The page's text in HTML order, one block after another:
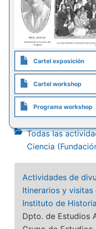
Cartel exposición
Cartel workshop
Programa workshop
Todas las
Ciencia
Actividades de
Itinerarios y visitas
Instituto de
Dpto. de Estudios